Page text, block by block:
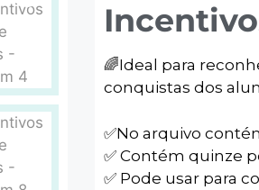
🌈Ideal para
conquistas dos
✅️No arquivo
✅️ Contém quinze
✅️ Pode usar para